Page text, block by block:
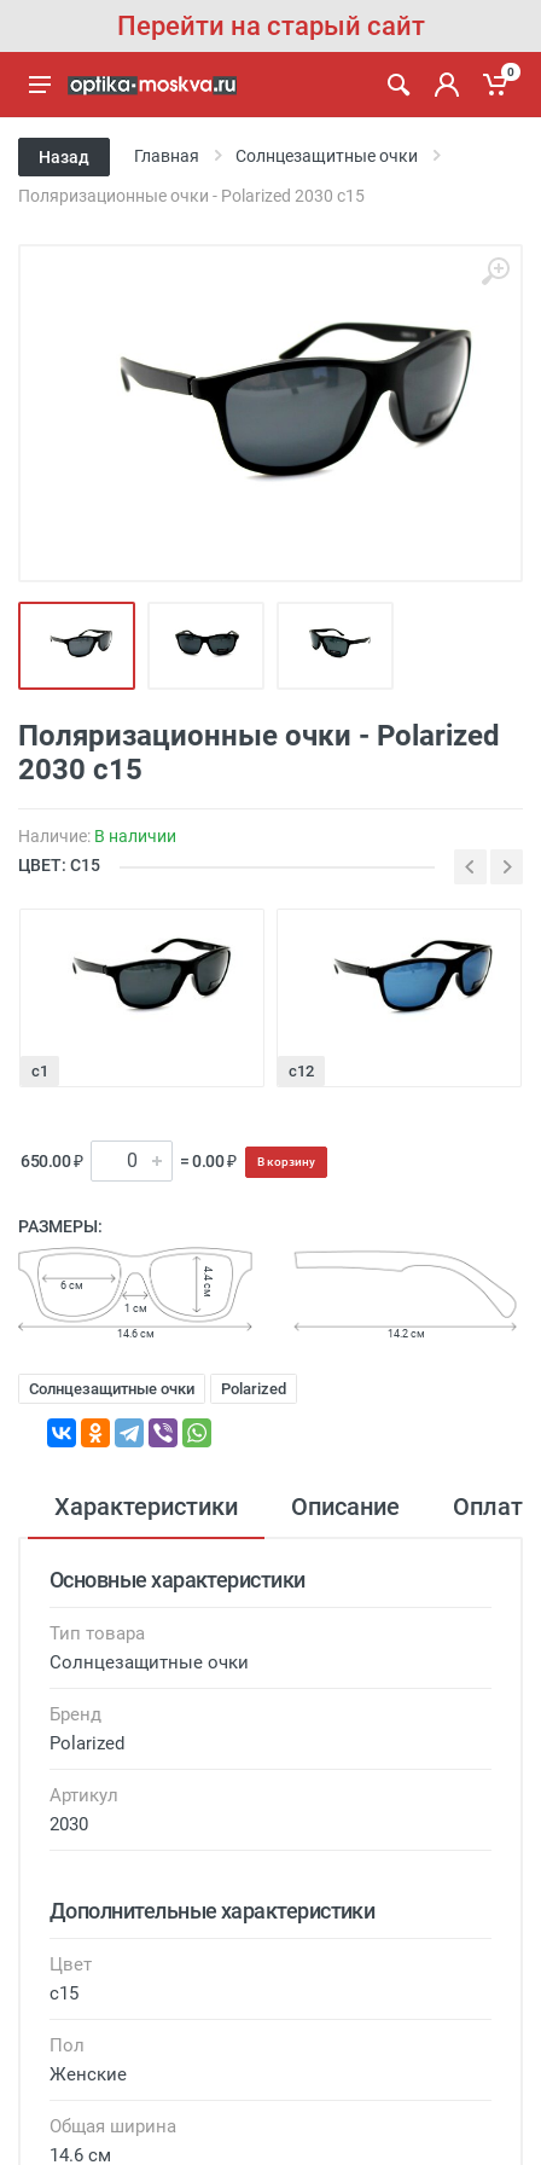
Перейти на старый сайт
0
Назад Главная Солнцезащитные очки
Поляризационные очки - Polarized 2030 с15
Поляризационные очки - Polarized
2030 с15
Наличие: В наличии
ЦВЕТ: C15
c1 c12
650.00 ₽ = 0.00 ₽ В корзину
РАЗМЕРЫ:
1 см
6 см 4.4 см
14.6 см 14.2 см
Солнцезащитные очки Polarized
Характеристики Описание Оплата
Основные характеристики
Тип товара
Солнцезащитные очки
Бренд
Polarized
Артикул
2030
Дополнительные характеристики
Цвет
c15
Пол
Женские
Общая ширина
14.6 см